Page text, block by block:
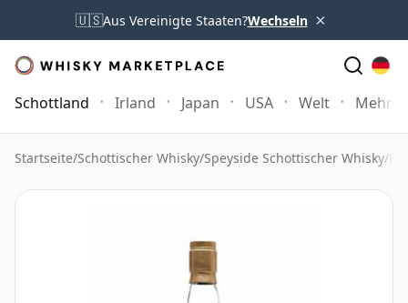
🇺🇸Aus Vereinigte Staaten?Wechseln ×
Schottland Irland Japan USA Welt Mehr
Startseite/Schottischer Whisky/Speyside Schottischer Whisky/